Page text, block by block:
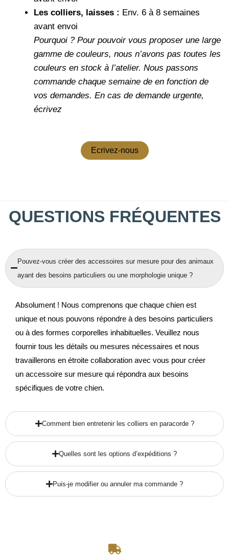
Les colliers, laisses : Env. 6 à 8 semaines
avant envoi
Pourquoi ? Pour pouvoir vous proposer une large
gamme de couleurs, nous n’avons pas toutes les
couleurs en stock à l’atelier. Nous passons
commande chaque semaine de en fonction de
vos demandes. En cas de demande urgente,
écrivez
Ecrivez-nous
QUESTIONS FRÉQUENTES
Pouvez-vous créer des accessoires sur mesure pour des animaux
ayant des besoins particuliers ou une morphologie unique ?
Absolument ! Nous comprenons que chaque chien est
unique et nous pouvons répondre à des besoins particuliers
ou à des formes corporelles inhabituelles. Veuillez nous
fournir tous les détails ou mesures nécessaires et nous
travaillerons en étroite collaboration avec vous pour créer
un accessoire sur mesure qui répondra aux besoins
spécifiques de votre chien.
Comment bien entretenir les colliers en paracorde ?
Quelles sont les options d’expéditions ?
Puis-je modifier ou annuler ma commande ?